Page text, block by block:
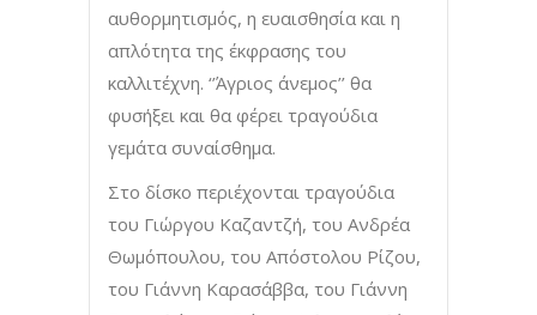
αυθορμητισμός, η ευαισθησία και η
απλότητα της έκφρασης του
καλλιτέχνη. ‘’Άγριος άνεμος’’ θα
φυσήξει και θα φέρει τραγούδια
γεμάτα συναίσθημα.
Στο δίσκο περιέχονται τραγούδια
του Γιώργου Καζαντζή, του Ανδρέα
Θωμόπουλου, του Απόστολου Ρίζου,
του Γιάννη Καρασάββα, του Γιάννη